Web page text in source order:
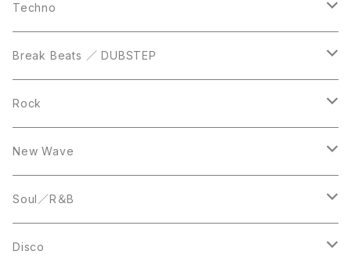
DVD
LP
LP
12inch
10inch
Techno
12inch
LP
Break Beats ／ DUBSTEP
12inch
LP
Rock
12inch
LP
New Wave
12inch
LP
Soul／R＆B
LP
Disco